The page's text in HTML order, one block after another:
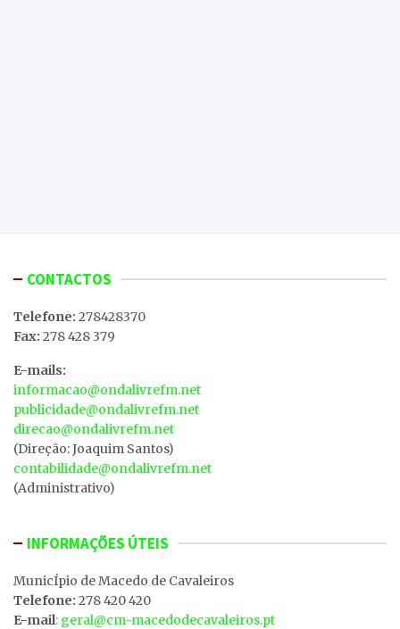
CONTACTOS
Telefone: 278428370
Fax: 278 428 379
E-mails:
informacao@ondalivrefm.net
publicidade@ondalivrefm.net
direcao@ondalivrefm.net
(Direção: Joaquim Santos)
contabilidade@ondalivrefm.net
(Administrativo)
INFORMAÇÕES ÚTEIS
MunicÍpio de Macedo de Cavaleiros
Telefone: 278 420 420
E-mail: geral@cm-macedodecavaleiros.pt